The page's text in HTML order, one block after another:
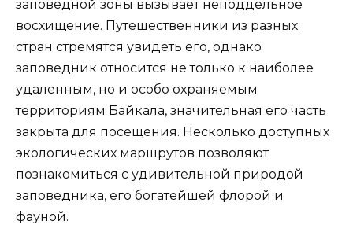
заповедной зоны вызывает неподдельное
восхищение. Путешественники из разных
стран стремятся увидеть его, однако
заповедник относится не только к наиболее
удаленным, но и особо охраняемым
территориям Байкала, значительная его часть
закрыта для посещения. Несколько доступных
экологических маршрутов позволяют
познакомиться с удивительной природой
заповедника, его богатейшей флорой и
фауной.